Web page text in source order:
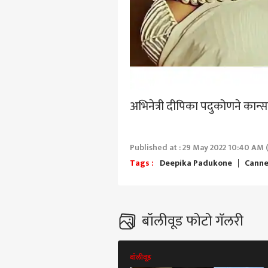
अभिनेत्री दीपिका पदुकोणने
Published at : 29 May 2022 10:40 AM
Tags : Deepika Padukone
बॉलीवूड फोटो गॅलरी
बॉलीवूड
आमच्यासोबत जाहिरात करा
प्रायव्हसी पॉलिसी
संपर्क साधा
फीडबॅक
LOGIN